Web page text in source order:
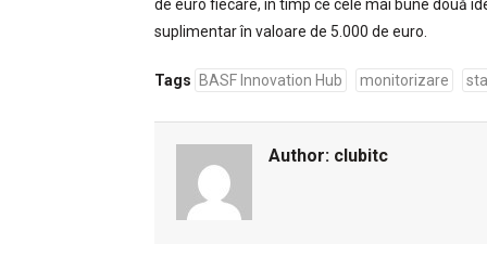
de euro fiecare, în timp ce cele mai bune două
suplimentar în valoare de 5.000 de euro.
Tags BASF Innovation Hub monitorizare
Author: clubitc